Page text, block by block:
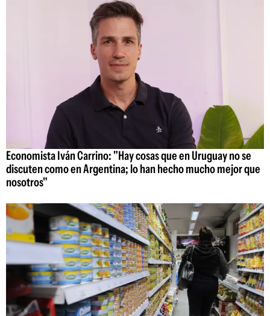
Economista Iván Carrino: "Hay cosas que en Uruguay no se
discuten como en Argentina; lo han hecho mucho mejor que
nosotros"